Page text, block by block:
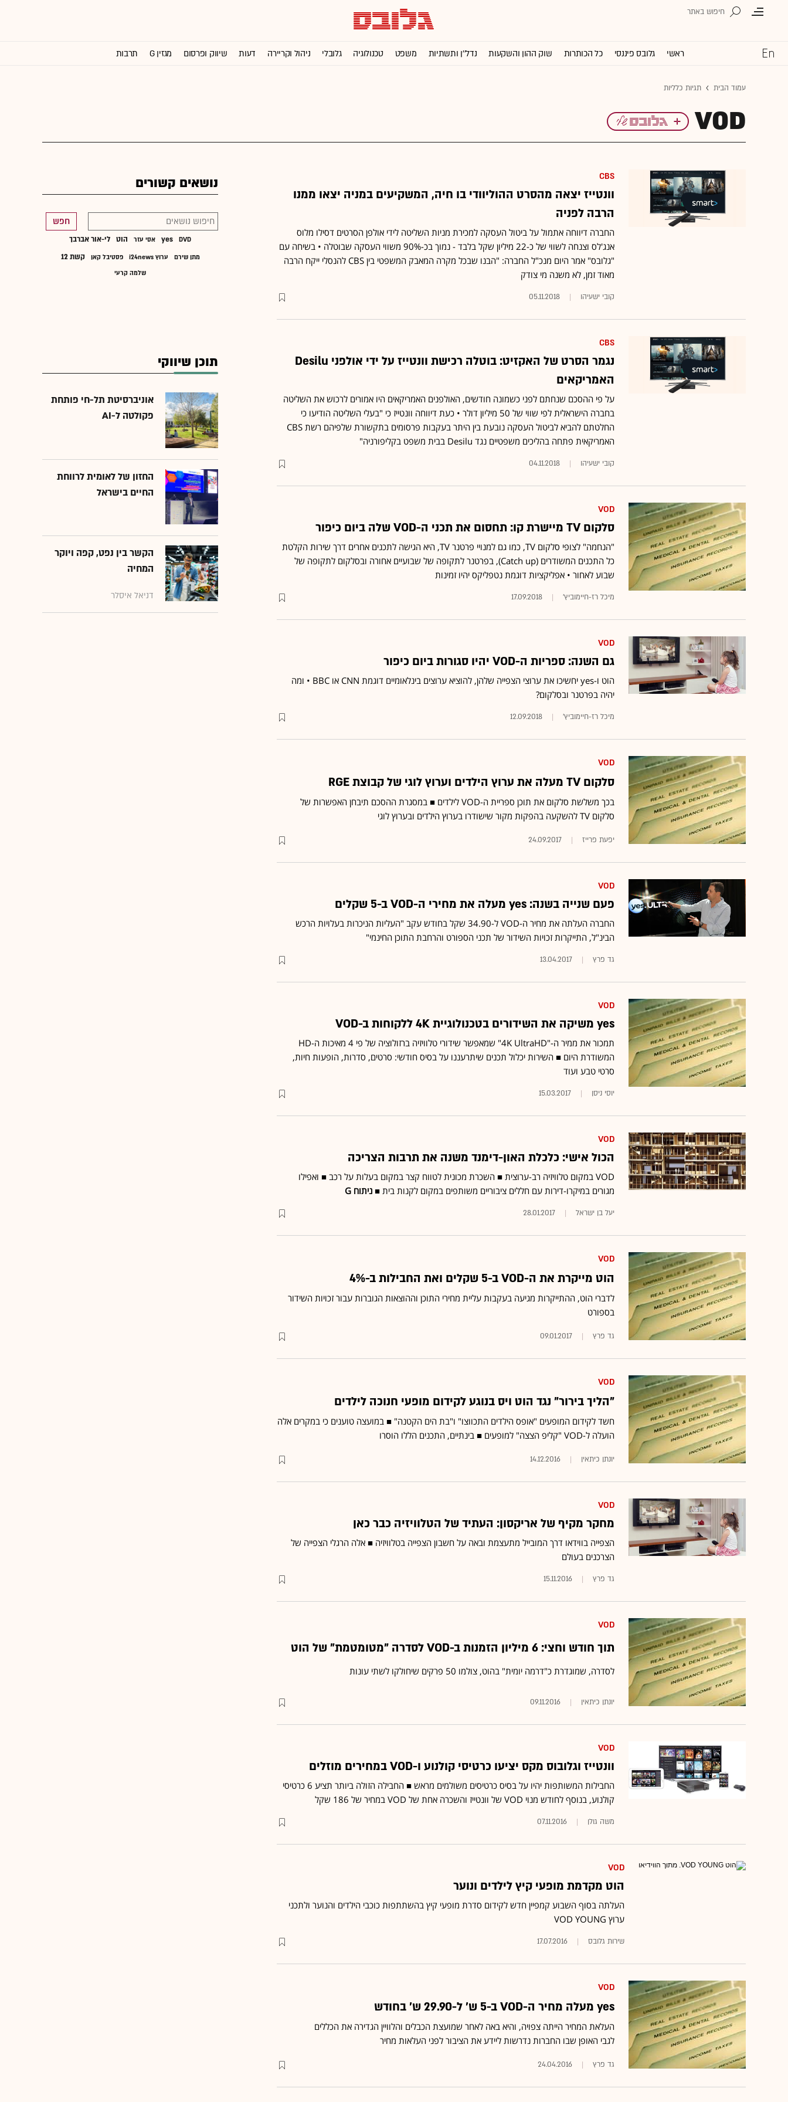
ראשי גלובס פיננסי כל הכותרות שוק ההון והשקעות נדל''ן ותשתיות משפט טכנולוגיה גלובלי ניהול וקריירה דעות שיווק ופרסום מגזין G תרבות
עמוד הבית תגיות כלליות
VOD
CBS
וונטייז יצאה מהסרט ההוליוודי בו חיה, המשקיעים במניה יצאו ממנו
הרבה לפניה
החברה דיווחה אתמול על ביטול העסקה למכירת מניות השליטה לידי אולפן הסרטים דסילו מלוס
אנג'לס וצנחה לשווי של כ-22 מיליון שקל בלבד - נמוך בכ-90% משווי העסקה שבוטלה • בשיחה עם
"גלובס" אמר היום מנכ"ל החברה: "הבנו שבכל מקרה המאבק המשפטי בין CBS להנסלי ייקח הרבה
מאוד זמן, לא משנה מי צודק
קובי ישעיהו 05.11.2018
CBS
נגמר הסרט של האקזיט: בוטלה רכישת וונטייז על ידי אולפני Desilu
האמריקאים
על פי ההסכם שנחתם לפני כשמונה חודשים, האולפנים האמריקאים היו אמורים לרכוש את השליטה
בחברה הישראלית לפי שווי של 50 מיליון דולר • כעת דיווחה וונטייז כי "בעלי השליטה הודיעו כי
החלטתם להביא לביטול העסקה נובעת בין היתר בעקבות פרסומים בתקשורת שלפיהם רשת CBS
האמריקאית פתחה בהליכים משפטיים נגד Desilu בבית משפט בקליפורניה"
קובי ישעיהו 04.11.2018
VOD
סלקום TV מיישרת קו: תחסום את תכני ה-VOD שלה ביום כיפור
"הנחמה" לצופי סלקום TV, כמו גם למנויי פרטנר TV, היא הגישה לתכנים אחרים דרך שירות הקלטת
כל התכנים המשודרים (Catch up), בפרטנר לתקופה של שבועיים אחורה ובסלקום לתקופה של
שבוע לאחור • אפליקציות דוגמת נטפליקס יהיו זמינות
מיכל רז-חיימוביץ' 17.09.2018
VOD
גם השנה: ספריות ה-VOD יהיו סגורות ביום כיפור
הוט ו-yes יחשיכו את ערוצי הצפייה שלהן, להוציא ערוצים בינלאומיים דוגמת CNN או BBC • ומה
יהיה בפרטנר ובסלקום?
מיכל רז-חיימוביץ' 12.09.2018
VOD
סלקום TV מעלה את ערוץ הילדים וערוץ לוגי של קבוצת RGE
בכך משלשת סלקום את תוכן ספריית ה-VOD לילדים ■ במסגרת ההסכם תיבחן האפשרות של
סלקום TV להשקעה בהפקות מקור שישודרו בערוץ הילדים ובערוץ לוגי
יפעת פרייז 24.09.2017
VOD
פעם שנייה בשנה: yes מעלה את מחירי ה-VOD ב-5 שקלים
החברה העלתה את מחיר ה-VOD ל-34.90 שקל בחודש עקב "העליות הניכרות בעלויות הרכש
הבינ"ל, התייקרות זכויות השידור של תכני הספורט והרחבת התוכן החינמי"
גד פרץ 13.04.2017
VOD
yes משיקה את השידורים בטכנולוגיית 4K ללקוחות ב-VOD
תמכור את ממיר ה-"4K UltraHD" שמאפשר שידורי טלוויזיה ברזולוציה של פי 4 מאיכות ה-HD
המשודרת היום ■ השירות יכלול תכנים שיתרעננו על בסיס חודשי: סרטים, סדרות, הופעות חיות,
סרטי טבע ועוד
יוסי ניסן 15.03.2017
VOD
הכול אישי: כלכלת האון-דימנד משנה את תרבות הצריכה
VOD במקום טלוויזיה רב-ערוצית ■ השכרת מכונית לטווח קצר במקום בעלות על רכב ■ ואפילו
מגורים במיקרו-דירות עם חללים ציבוריים משותפים במקום לקנות בית ■ ניתוח G
יעל בן ישראל 28.01.2017
VOD
הוט מייקרת את ה-VOD ב-5 שקלים ואת החבילות ב-4%
לדברי הוט, ההתייקרות מגיעה בעקבות עליית מחירי התוכן וההוצאות הגוברות עבור זכויות השידור
בספורט
גד פרץ 09.01.2017
VOD
"הליך בירור" נגד הוט ויס בנוגע לקידום מופעי חנוכה לילדים
חשד לקידום המופעים "אופס הילדים התכווצו" ו"בת הים הקטנה" ■ במועצה טוענים כי במקרים אלה
הועלה ל-VOD "קליפ הצצה" למופעים ■ בינתיים, התכנים הללו הוסרו
יונתן כיתאין 14.12.2016
VOD
מחקר מקיף של אריקסון: העתיד של הטלוויזיה כבר כאן
הצפייה בווידאו דרך המובייל מתעצמת ובאה על חשבון הצפייה בטלוויזיה ■ אלה הרגלי הצפייה של
הצרכנים בעולם
גד פרץ 15.11.2016
VOD
תוך חודש וחצי: 6 מיליון הזמנות ב-VOD לסדרה "מטומטמת" של הוט
לסדרה, שמוגדרת כ"דרמה יומית" בהוט, צולמו 50 פרקים שיחולקו לשתי עונות
יונתן כיתאין 09.11.2016
VOD
וונטייז וגלובוס מקס יציעו כרטיסי קולנוע ו-VOD במחירים מוזלים
החבילות המשותפות יהיו על בסיס כרטיסים משולמים מראש ■ החבילה הזולה ביותר תציע 6 כרטיסי
קולנוע, בנוסף לחודש מנוי VOD של וונטייז והשכרה אחת של VOD במחיר של 186 שקל
משה גולן 07.11.2016
VOD
הוט מקדמת מופעי קיץ לילדים ונוער
העלתה בסוף השבוע קמפיין חדש לקידום סדרת מופעי קיץ בהשתתפות כוכבי הילדים והנוער ולתכני
ערוץ VOD YOUNG
שירות גלובס 17.07.2016
VOD
yes מעלה מחיר ה-VOD ב-5 ש' ל-29.90 ש' בחודש
העלאת המחיר הייתה צפויה, והיא באה לאחר שמועצת הכבלים והלוויין הגדירה את הכללים
לגבי האופן שבו החברות נדרשות ליידע את הציבור לפני העלאות מחיר
גד פרץ 24.04.2016
נושאים קשורים
חפש
DVD
yes אסי עזר הוט לי-אור אברבך
מתן שירם ערוץ i24news פסטיבל קאן קשת 12
שלמה קרעי
תוכן שיווקי
אוניברסיטת תל-חי פותחת
פקולטה ל-AI
החזון של לאומית לרווחת
החיים בישראל
הקשר בין נפט, קפה ויוקר
המחיה
דניאל איסלר